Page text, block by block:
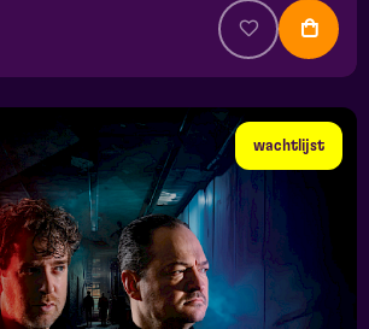
wachtlijst